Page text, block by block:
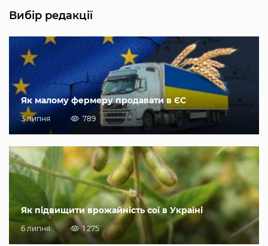
Вибір редакції
Як малому фермеру продавати в ЄС
3 липня 789
Як підвищити врожайність сої в Україні
6 липня 1 275